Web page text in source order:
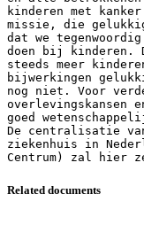
kinderen met
missie, die
dat we tegenwoordig
doen bij kinderen.
steeds meer
bijwerkingen
nog niet. Voor
overlevingskansen
goed
De centralisatie
ziekenhuis in
Related documents